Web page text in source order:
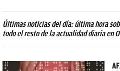
Últimas noticias del día: última hora
todo el resto de la actualidad diaria en